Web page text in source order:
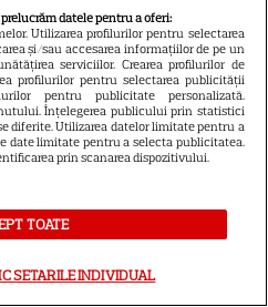
Media și
ROMÂNEŞTI
Bodea, declarații rare
iubirea cu Valentin
„Mă ține pe linia de
când lucrurile devin
datele pentru a oferi:
Utilizarea profilurilor pentru selectarea
și/sau accesarea informațiilor de pe un
serviciilor. Crearea profilurilor de
profilurilor pentru selectarea publicității
pentru publicitate personalizată.
Înțelegerea publicului prin statistici
diferite. Utilizarea datelor limitate pentru a
date limitate pentru a selecta publicitatea.
prin scanarea dispozitivului.
TOATE
SETARILE INDIVIDUAL